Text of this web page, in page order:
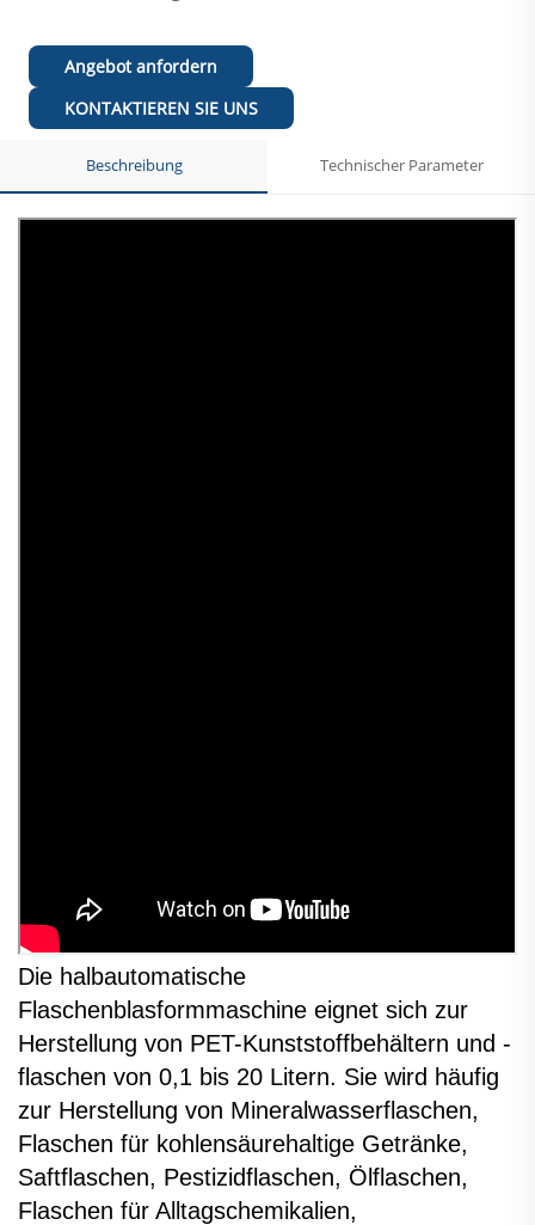
Angebot anfordern
KONTAKTIEREN SIE UNS
Beschreibung Technischer Parameter
Die halbautomatische
Flaschenblasformmaschine eignet sich zur
Herstellung von PET-Kunststoffbehältern und -
flaschen von 0,1 bis 20 Litern. Sie wird häufig
zur Herstellung von Mineralwasserflaschen,
Flaschen für kohlensäurehaltige Getränke,
Saftflaschen, Pestizidflaschen, Ölflaschen,
Flaschen für Alltagschemikalien,